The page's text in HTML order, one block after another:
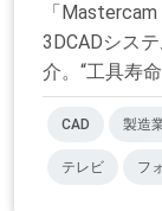
「
3DCADシス
介。“工具寿命
CAD 製造
テレビ フ